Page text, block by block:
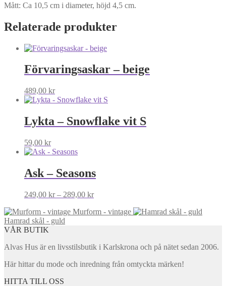
Mått: Ca 10,5 cm i diameter, höjd 4,5 cm.
Relaterade produkter
Förvaringsaskar – beige
489,00 kr
Lykta – Snowflake vit S
59,00 kr
Ask – Seasons
249,00 kr – 289,00 krPrisintervall:
till
Murform - vintage
Hamrad skål - guld
VÅR BUTIK
Alvas Hus är en livsstilsbutik i Karlskrona och på nätet sedan 2006.
Här hittar du mode och inredning från omtyckta märken!
HITTA TILL OSS